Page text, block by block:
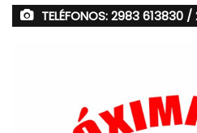
TELÉFONOS: 2983 613830